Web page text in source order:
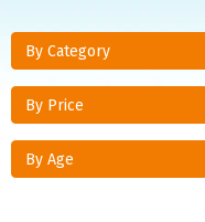
By Category
By Price
By Age